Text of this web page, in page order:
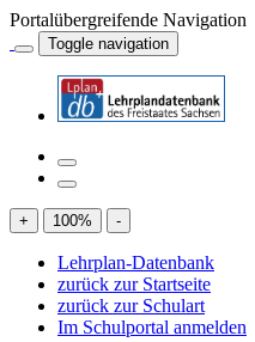
Portalübergreifende Navigation
Toggle navigation
+ 100% -
Lehrplan-Datenbank
zurück zur Startseite
zurück zur Schulart
Im Schulportal anmelden